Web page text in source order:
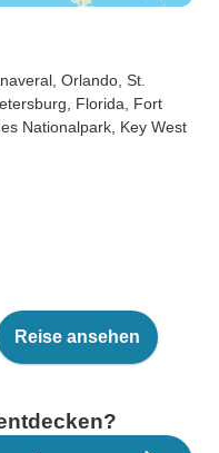
, Orlando , St.
Florida , Fort
Nationalpark , Key West
Reise ansehen